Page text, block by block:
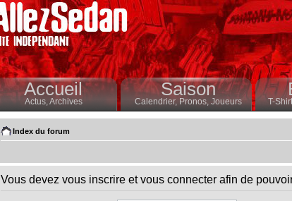
Accueil
Actus,Archives
Saison
Calendrier,Pronos, Joueurs T-
Index du forum
Vous devez vous inscrire et vous connecter afin de